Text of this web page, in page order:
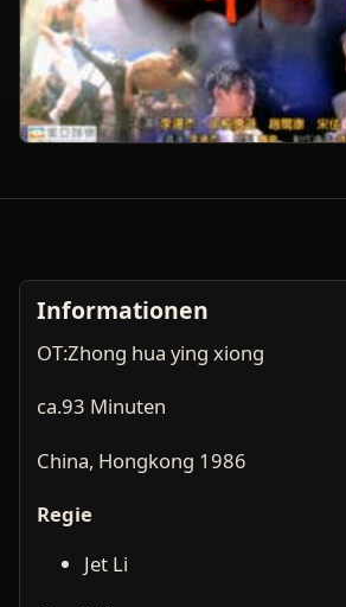
Informationen
OT:Zhong hua ying xiong
ca.93 Minuten
China, Hongkong 1986
Regie
Jet Li